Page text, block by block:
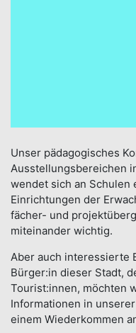
Unser pädagogisches
Ausstellungsbereichen
wendet sich an Schulen
Einrichtungen der
fächer- und
miteinander wichtig.
Aber auch interessierte
Bürger:in dieser Stadt,
Tourist:innen, möchten
Informationen in
einem Wiederkommen